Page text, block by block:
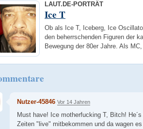
LAUT.DE-PORTRÄT
Ice T
Ob als Ice T, Iceberg, Ice
den beherrschenden Figuren der
Bewegung der 80er Jahre. Als
Nutzer-45846 Vor 14 Jahren
Must have! Ice motherfucking T, Bitch!
Zeiten "live" mitbekommen und da wagen